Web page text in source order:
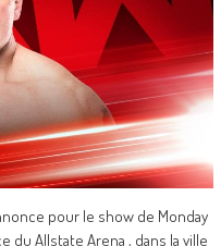
pour le show de Monday
du Allstate Arena , dans la ville